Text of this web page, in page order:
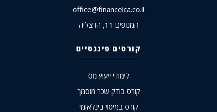
office@financeica.co.il
המנופים 11, הרצליה
קורסים פיננסיים
לימודי ייעוץ מס
קורס בודק שכר מוסמך
קורס במיסוי בינלאומי